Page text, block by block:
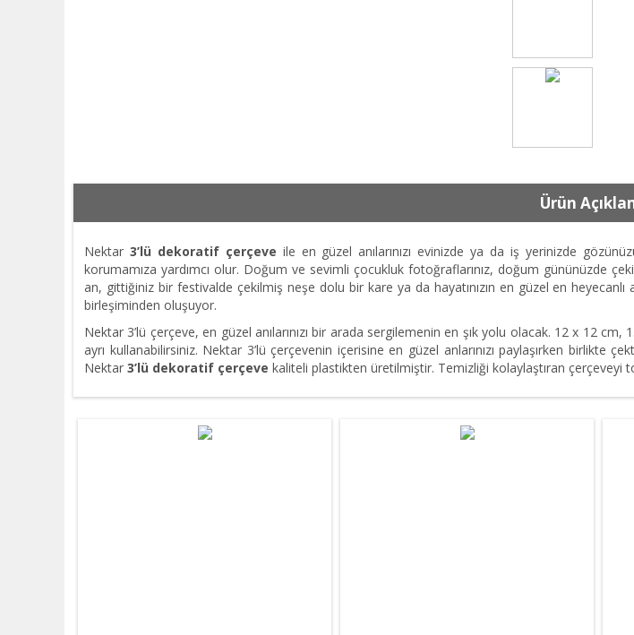
Ürün
Nektar 3’lü dekoratif çerçeve ile en güzel anılarınızı evinizde ya da iş yerinizde
korumamıza yardımcı olur. Doğum ve sevimli çocukluk fotoğraflarınız, doğum gününüzde
an, gittiğiniz bir festivalde çekilmiş neşe dolu bir kare ya da hayatınızın en güzel en
birleşiminden oluşuyor.
Nektar 3’lü çerçeve, en güzel anılarınızı bir arada sergilemenin en şık yolu olacak. 12 x 12
ayrı kullanabilirsiniz. Nektar 3’lü çerçevenin içerisine en güzel anlarınızı paylaşırken birlikte
Nektar 3’lü dekoratif çerçeve kaliteli plastikten üretilmiştir. Temizliği kolaylaştıran çerçeveyi